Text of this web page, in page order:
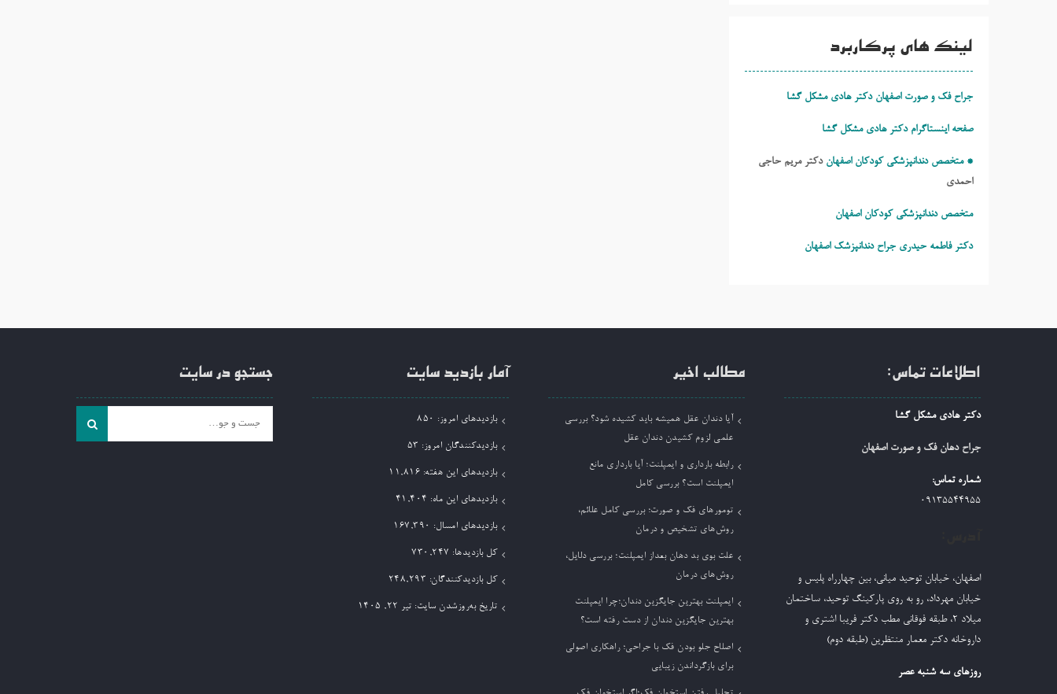
لینک های پرکاربرد
جراح فک و صورت اصفهان دکتر هادی مشکل گشا
صفحه اینستاگرام دکتر هادی مشکل گشا
* متخصص دندانپزشکی کودکان اصفهان دکتر مریم حاجی
احمدی
متخصص دندانپزشکی کودکان اصفهان
دکتر فاطمه حیدری جراح دندانپزشک اصفهان
اطلاعات تماس:
دکتر هادی مشکل گشا
جراح دهان فک و صورت اصفهان
شماره تماس:
09135544955
اصفهان، خیابان توحید میانی، بین چهارراه پلیس و
خیابان مهرداد، رو به روی پارکینگ توحید، ساختمان
میلاد ٢، طبقه فوقانی مطب دکتر فریبا اشتری و
داروخانه دکتر معمار منتظرین (طبقه دوم)
روزهای سه شنبه عصر
مطالب اخیر
آیا دندان عقل همیشه باید کشیده شود؟ بررسی
علمی لزوم کشیدن دندان عقل
رابطه بارداری و ایمپلنت؛ آیا بارداری مانع
ایمپلنت است؟ بررسی کامل
تومورهای فک و صورت؛ بررسی کامل علائم،
روش‌های تشخیص و درمان
علت بوی بد دهان بعداز ایمپلنت؛ بررسی دلایل،
روش‌های درمان
ایمپلنت بهترین جایگزین دندان؛چرا ایمپلنت
بهترین جایگزین دندان از دست رفته است؟
اصلاح جلو بودن فک با جراحی؛ راهکاری اصولی
برای بازگرداندن زیبایی
آمار بازدید سایت
بازدیدهای امروز: 850
بازدیدکنندگان امروز: 53
بازدیدهای این هفته: 11,816
بازدیدهای این ماه: 41,404
بازدیدهای امسال: 167,390
کل بازدیدها: 730,247
کل بازدیدکنند‌گان: 248,293
تاریخ به‌روزشدن سایت: تیر ۲۲, ۱۴۰۵
جستجو در سایت